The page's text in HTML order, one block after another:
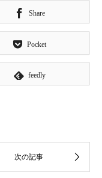
Share
Pocket
feedly